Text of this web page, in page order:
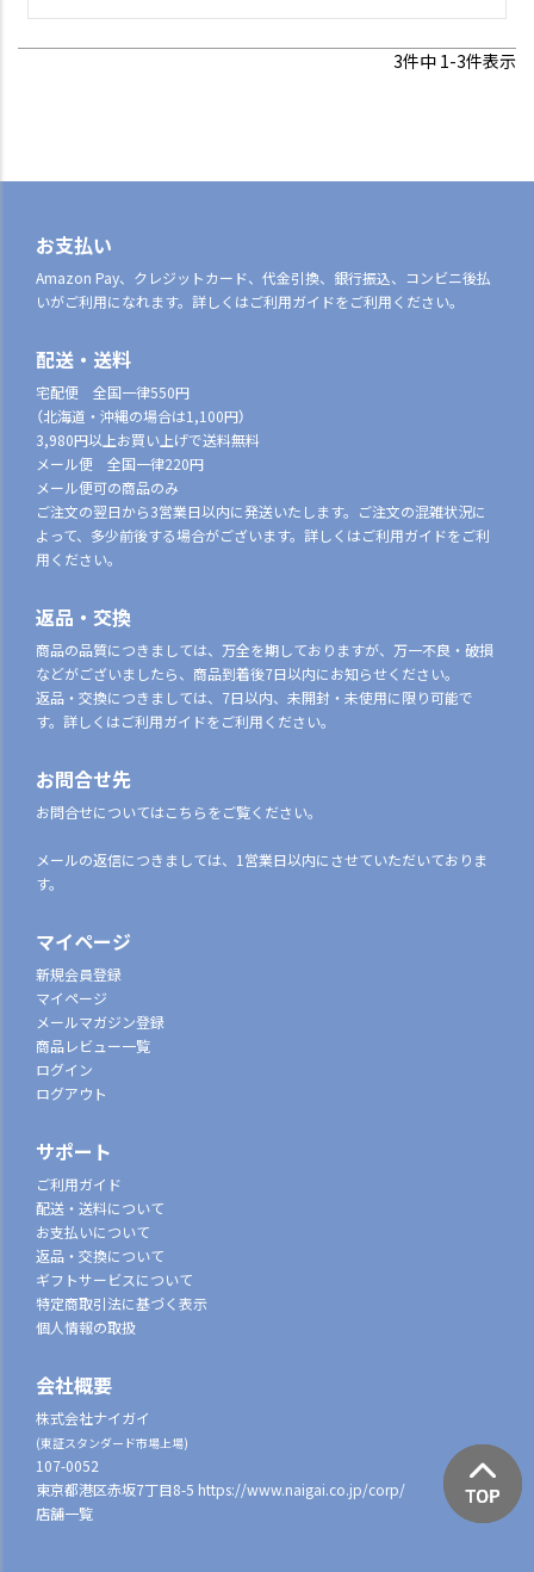
3件中 1-3件表示
お支払い
Amazon Pay、クレジットカード、代金引換、銀行振込、コンビニ後払
いがご利用になれます。詳しくはご利用ガイドをご利用ください。
配送・送料
宅配便 全国一律550円
（北海道・沖縄の場合は1,100円）
3,980円以上お買い上げで送料無料
メール便 全国一律220円
メール便可の商品のみ
ご注文の翌日から3営業日以内に発送いたします。ご注文の混雑状況に
よって、多少前後する場合がございます。詳しくはご利用ガイドをご利
用ください。
返品・交換
商品の品質につきましては、万全を期しておりますが、万一不良・破損
などがございましたら、商品到着後7日以内にお知らせください。
返品・交換につきましては、7日以内、未開封・未使用に限り可能で
す。詳しくはご利用ガイドをご利用ください。
お問合せ先
お問合せについてはこちらをご覧ください。
メールの返信につきましては、1営業日以内にさせていただいておりま
す。
マイページ
新規会員登録
マイページ
メールマガジン登録
商品レビュー一覧
ログイン
ログアウト
サポート
ご利用ガイド
配送・送料について
お支払いについて
返品・交換について
ギフトサービスについて
特定商取引法に基づく表示
個人情報の取扱
会社概要
株式会社ナイガイ
(東証スタンダード市場上場)
107-0052
東京都港区赤坂7丁目8-5 https://www.naigai.co.jp/corp/
店舗一覧